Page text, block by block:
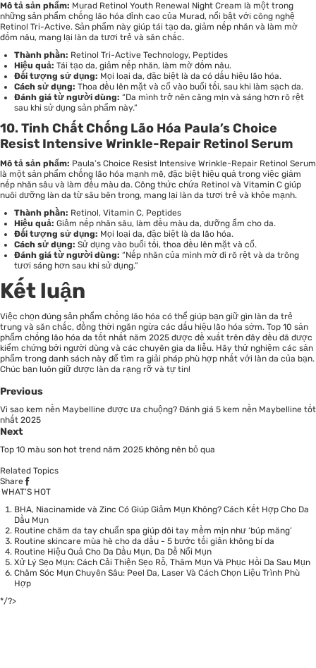
Mô tả sản phẩm: Murad Retinol Youth Renewal Night Cream là một trong
những sản phẩm chống lão hóa đỉnh cao của Murad, nổi bật với công nghệ
Retinol Tri-Active. Sản phẩm này giúp tái tạo da, giảm nếp nhăn và làm mờ
đốm nâu, mang lại làn da tươi trẻ và săn chắc.
Thành phần: Retinol Tri-Active Technology, Peptides
Hiệu quả: Tái tạo da, giảm nếp nhăn, làm mờ đốm nâu.
Đối tượng sử dụng: Mọi loại da, đặc biệt là da có dấu hiệu lão hóa.
Cách sử dụng: Thoa đều lên mặt và cổ vào buổi tối, sau khi làm sạch da.
Đánh giá từ người dùng: “Da mình trở nên căng mịn và sáng hơn rõ rệt
sau khi sử dụng sản phẩm này.”
10. Tinh Chất Chống Lão Hóa Paula’s Choice
Resist Intensive Wrinkle-Repair Retinol Serum
Mô tả sản phẩm: Paula’s Choice Resist Intensive Wrinkle-Repair Retinol Serum
là một sản phẩm chống lão hóa mạnh mẽ, đặc biệt hiệu quả trong việc giảm
nếp nhăn sâu và làm đều màu da. Công thức chứa Retinol và Vitamin C giúp
nuôi dưỡng làn da từ sâu bên trong, mang lại làn da tươi trẻ và khỏe mạnh.
Thành phần: Retinol, Vitamin C, Peptides
Hiệu quả: Giảm nếp nhăn sâu, làm đều màu da, dưỡng ẩm cho da.
Đối tượng sử dụng: Mọi loại da, đặc biệt là da lão hóa.
Cách sử dụng: Sử dụng vào buổi tối, thoa đều lên mặt và cổ.
Đánh giá từ người dùng: “Nếp nhăn của mình mờ đi rõ rệt và da trông
tươi sáng hơn sau khi sử dụng.”
Kết luận
Việc chọn đúng sản phẩm chống lão hóa có thể giúp bạn giữ gìn làn da trẻ
trung và săn chắc, đồng thời ngăn ngừa các dấu hiệu lão hóa sớm. Top 10 sản
phẩm chống lão hóa da tốt nhất năm 2025 được đề xuất trên đây đều đã được
kiểm chứng bởi người dùng và các chuyên gia da liễu. Hãy thử nghiệm các sản
phẩm trong danh sách này để tìm ra giải pháp phù hợp nhất với làn da của bạn.
Chúc bạn luôn giữ được làn da rạng rỡ và tự tin!
Previous
Vì sao kem nền Maybelline được ưa chuộng? Đánh giá 5 kem nền Maybelline tốt
nhất 2025
Next
Top 10 màu son hot trend năm 2025 không nên bỏ qua
Related Topics
Share
WHAT’S HOT
BHA, Niacinamide và Zinc Có Giúp Giảm Mụn Không? Cách Kết Hợp Cho Da
Dầu Mụn
Routine chăm da tay chuẩn spa giúp đôi tay mềm mịn như ‘búp măng’
Routine skincare mùa hè cho da dầu - 5 bước tối giản không bí da
Routine Hiệu Quả Cho Da Dầu Mụn, Da Dễ Nổi Mụn
Xử Lý Sẹo Mụn: Cách Cải Thiện Sẹo Rỗ, Thâm Mụn Và Phục Hồi Da Sau Mụn
Chăm Sóc Mụn Chuyên Sâu: Peel Da, Laser Và Cách Chọn Liệu Trình Phù
Hợp
*/?>